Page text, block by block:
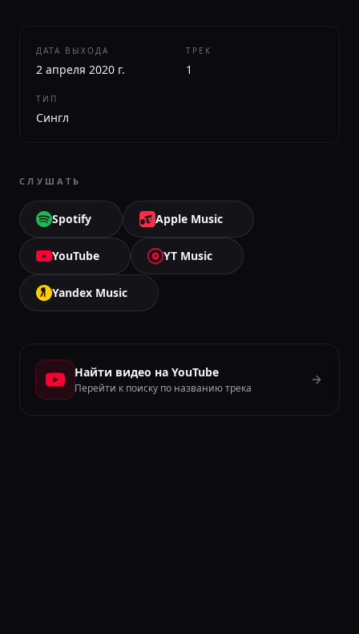
ДАТА ВЫХОДА
2 апреля 2020 г.
ТРЕК
1
ТИП
Сингл
СЛУШАТЬ
Spotify Apple Music
YouTube YT Music
Yandex Music
Найти видео на YouTube
Перейти к поиску по названию трека